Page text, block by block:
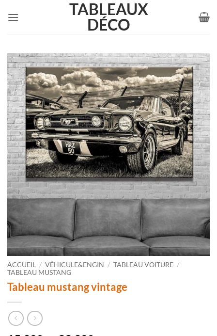
TABLEAUX
DÉCO
ACCUEIL / VÉHICULE&ENGIN / TABLEAU VOITURE /
TABLEAU MUSTANG
Tableau mustang vintage